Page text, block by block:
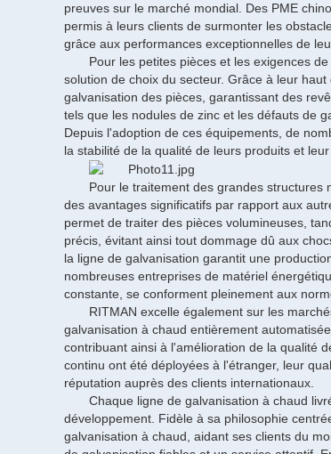
preuves sur le marché mondial. Des PME
permis à leurs clients de surmonter les
grâce aux performances exceptionnelles de
Pour les petites pièces et les exigences
solution de choix du secteur. Grâce à leur
galvanisation des pièces, garantissant des
tels que les nodules de zinc et les défauts de
Depuis l'adoption de ces équipements, de
la stabilité de la qualité de leurs produits et
Pour le traitement des grandes structures
des avantages significatifs par rapport aux
permet de traiter des pièces volumineuses,
précis, évitant ainsi tout dommage dû aux
la ligne de galvanisation garantit une
nombreuses entreprises de matériel
constante, se conforment pleinement aux
RITMAN excelle également sur les
galvanisation à chaud entièrement
contribuant ainsi à l'amélioration de la qualité
continu ont été déployées à l'étranger, leur
réputation auprès des clients internationaux.
Chaque ligne de galvanisation à chaud
développement. Fidèle à sa philosophie
galvanisation à chaud, aidant ses clients du